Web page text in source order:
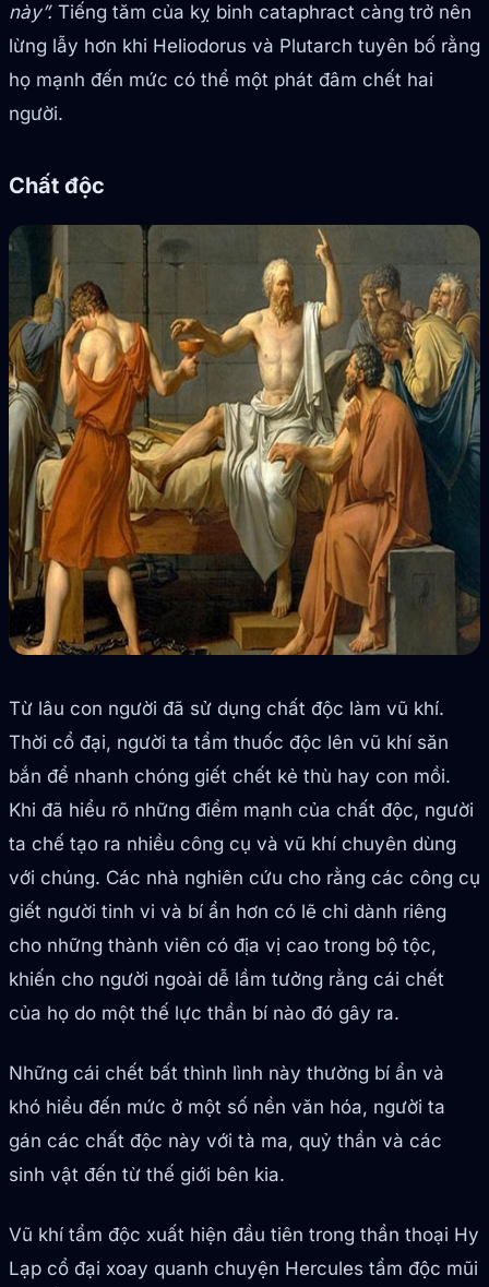
này”. Tiếng tăm của kỵ binh cataphract càng trở nên
lừng lẫy hơn khi Heliodorus và Plutarch tuyên bố rằng
họ mạnh đến mức có thể một phát đâm chết hai
người.
Chất độc
Từ lâu con người đã sử dụng chất độc làm vũ khí.
Thời cổ đại, người ta tẩm thuốc độc lên vũ khí săn
bắn để nhanh chóng giết chết kẻ thù hay con mồi.
Khi đã hiểu rõ những điểm mạnh của chất độc, người
ta chế tạo ra nhiều công cụ và vũ khí chuyên dùng
với chúng. Các nhà nghiên cứu cho rằng các công cụ
giết người tinh vi và bí ẩn hơn có lẽ chỉ dành riêng
cho những thành viên có địa vị cao trong bộ tộc,
khiến cho người ngoài dễ lầm tưởng rằng cái chết
của họ do một thế lực thần bí nào đó gây ra.
Những cái chết bất thình lình này thường bí ẩn và
khó hiểu đến mức ở một số nền văn hóa, người ta
gán các chất độc này với tà ma, quỷ thần và các
sinh vật đến từ thế giới bên kia.
Vũ khí tẩm độc xuất hiện đầu tiên trong thần thoại Hy
Lạp cổ đại xoay quanh chuyện Hercules tẩm độc mũi